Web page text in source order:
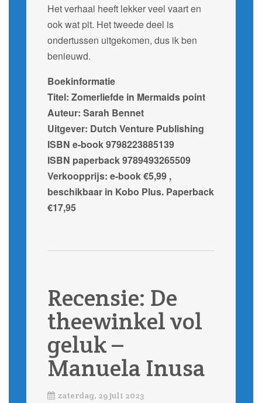
Het verhaal heeft lekker veel vaart en
ook wat pit. Het tweede deel is
ondertussen uitgekomen, dus ik ben
benieuwd.
Boekinformatie
Titel: Zomerliefde in Mermaids point
Auteur: Sarah Bennet
Uitgever: Dutch Venture Publishing
ISBN e-book 9798223885139
ISBN paperback 9789493265509
Verkoopprijs: e-book €5,99 ,
beschikbaar in Kobo Plus. Paperback
€17,95
Recensie: De
theewinkel vol
geluk –
Manuela Inusa
zaterdag, 29 juli 2023